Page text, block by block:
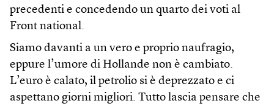
precedenti e concedendo un quarto dei voti al
Front national.
Siamo davanti a un vero e proprio naufragio,
eppure l’umore di Hollande non è cambiato.
L’euro è calato, il petrolio si è deprezzato e ci
aspettano giorni migliori. Tutto lascia pensare che